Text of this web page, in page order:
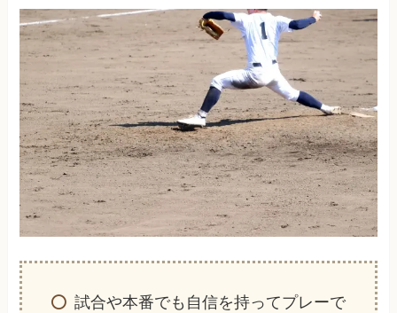
試合や本番でも自信を持ってプレーで